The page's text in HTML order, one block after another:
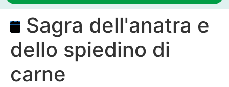
Sagra dell'anatra e
dello spiedino di
carne